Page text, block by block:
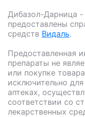
Дибазол-Дарница -
предоставлены
средств Видаль.
Предоставленная
препараты не
или покупке
исключительно
аптеках,
соответствии со
лекарственных